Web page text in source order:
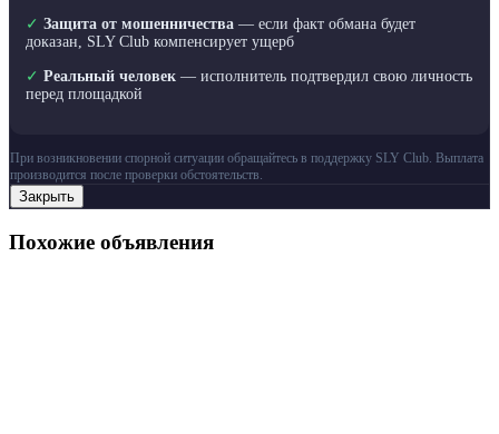
✓ Защита от мошенничества — если факт обмана будет
доказан, SLY Club компенсирует ущерб
✓ Реальный человек — исполнитель подтвердил свою личность
перед площадкой
При возникновении спорной ситуации обращайтесь в поддержку SLY Club. Выплата
производится после проверки обстоятельств.
Закрыть
Похожие объявления